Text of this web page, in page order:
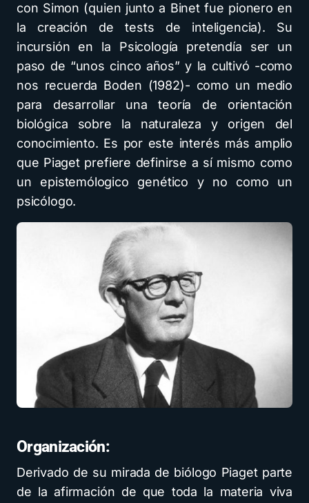
con Simon (quien junto a Binet fue pionero en
la creación de tests de inteligencia). Su
incursión en la Psicología pretendía ser un
paso de “unos cinco años” y la cultivó -como
nos recuerda Boden (1982)- como un medio
para desarrollar una teoría de orientación
biológica sobre la naturaleza y origen del
conocimiento. Es por este interés más amplio
que Piaget prefiere definirse a sí mismo como
un epistemólogico genético y no como un
psicólogo.
Organización:
Derivado de su mirada de biólogo Piaget parte
de la afirmación de que toda la materia viva